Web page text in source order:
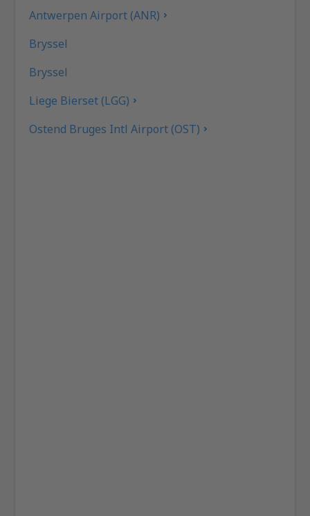
Antwerpen Airport (ANR)
Bryssel
Bryssel
Liege Bierset (LGG)
Ostend Bruges Intl Airport (OST)